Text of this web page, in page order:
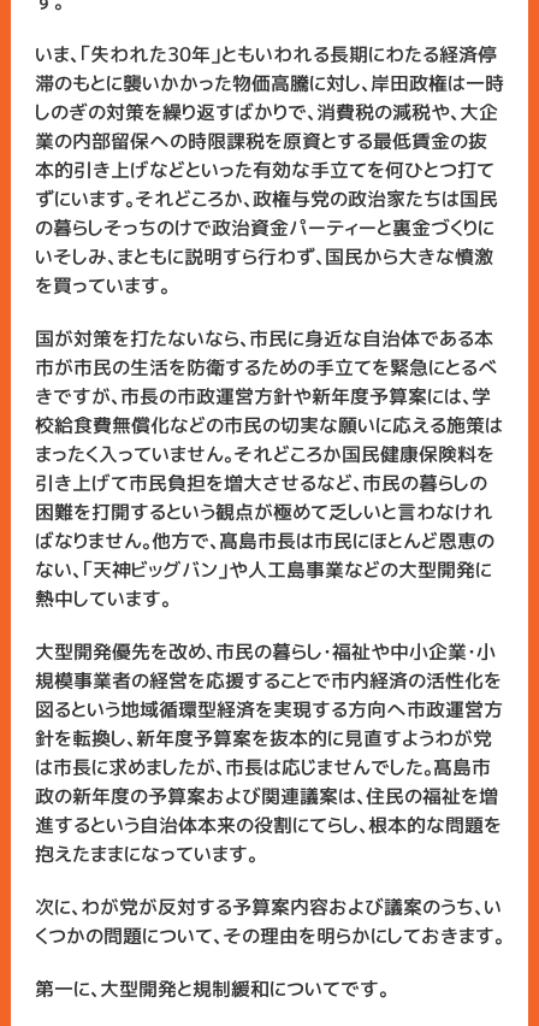
いま、「失われた30年」ともいわれる長期にわたる経済停
滞のもとに襲いかかった物価高騰に対し、岸田政権は一時
しのぎの対策を繰り返すばかりで、消費税の減税や、大企
業の内部留保への時限課税を原資とする最低賃金の抜
本的引き上げなどといった有効な手立てを何ひとつ打て
ずにいます。それどころか、政権与党の政治家たちは国民
の暮らしそっちのけで政治資金パーティーと裏金づくりに
いそしみ、まともに説明すら行わず、国民から大きな憤激
を買っています。
国が対策を打たないなら、市民に身近な自治体である本
市が市民の生活を防衛するための手立てを緊急にとるべ
きですが、市長の市政運営方針や新年度予算案には、学
校給食費無償化などの市民の切実な願いに応える施策は
まったく入っていません。それどころか国民健康保険料を
引き上げて市民負担を増大させるなど、市民の暮らしの
困難を打開するという観点が極めて乏しいと言わなけれ
ばなりません。他方で、髙島市長は市民にほとんど恩恵の
ない、「天神ビッグバン」や人工島事業などの大型開発に
熱中しています。
大型開発優先を改め、市民の暮らし・福祉や中小企業・小
規模事業者の経営を応援することで市内経済の活性化を
図るという地域循環型経済を実現する方向へ市政運営方
針を転換し、新年度予算案を抜本的に見直すようわが党
は市長に求めましたが、市長は応じませんでした。髙島市
政の新年度の予算案および関連議案は、住民の福祉を増
進するという自治体本来の役割にてらし、根本的な問題を
抱えたままになっています。
次に、わが党が反対する予算案内容および議案のうち、い
くつかの問題について、その理由を明らかにしておきます。
第一に、大型開発と規制緩和についてです。